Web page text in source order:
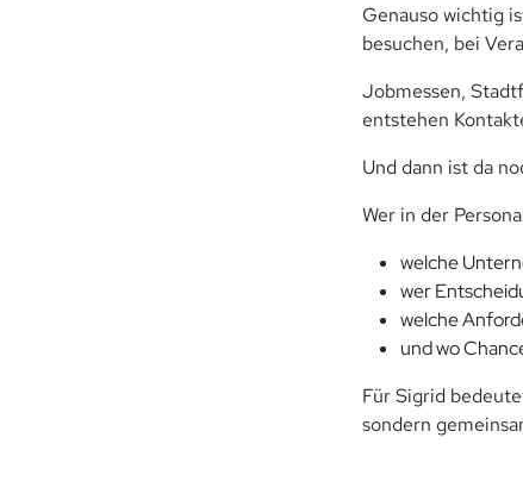
Genauso wichtig
besuchen, bei
Jobmessen,
entstehen
Und dann ist da
Wer in der
welche
wer
welche
und wo
Für Sigrid
sondern